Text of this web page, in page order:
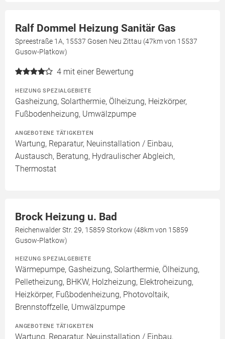
Ralf Dommel Heizung Sanitär Gas
Spreestraße 1A, 15537 Gosen Neu Zittau (47km von 15537
Gusow-Platkow)
4 mit einer Bewertung
HEIZUNG SPEZIALGEBIETE
Gasheizung, Solarthermie, Ölheizung, Heizkörper,
Fußbodenheizung, Umwälzpumpe
ANGEBOTENE TÄTIGKEITEN
Wartung, Reparatur, Neuinstallation / Einbau,
Austausch, Beratung, Hydraulischer Abgleich,
Thermostat
Brock Heizung u. Bad
Reichenwalder Str. 29, 15859 Storkow (48km von 15859
Gusow-Platkow)
HEIZUNG SPEZIALGEBIETE
Wärmepumpe, Gasheizung, Solarthermie, Ölheizung,
Pelletheizung, BHKW, Holzheizung, Elektroheizung,
Heizkörper, Fußbodenheizung, Photovoltaik,
Brennstoffzelle, Umwälzpumpe
ANGEBOTENE TÄTIGKEITEN
Wartung, Reparatur, Neuinstallation / Einbau,